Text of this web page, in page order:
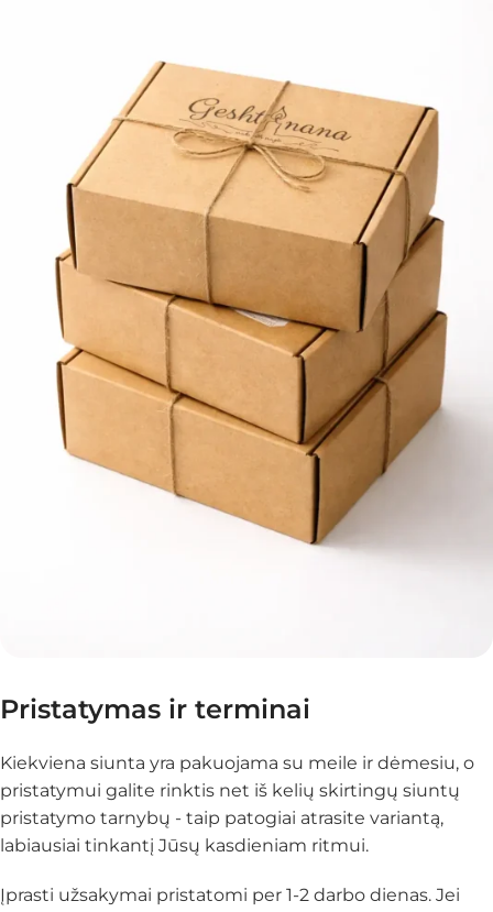
Pristatymas ir terminai
Kiekviena siunta yra pakuojama su meile ir dėmesiu, o
pristatymui galite rinktis net iš kelių skirtingų siuntų
pristatymo tarnybų - taip patogiai atrasite variantą,
labiausiai tinkantį Jūsų kasdieniam ritmui.
Įprasti užsakymai pristatomi per 1-2 darbo dienas. Jei